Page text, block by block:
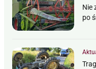
Nie
po